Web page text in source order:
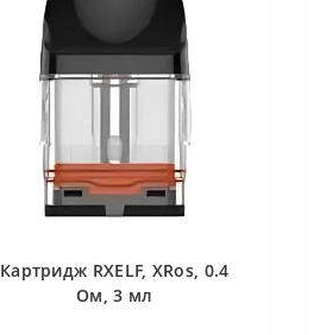
Картридж RXELF, XRos, 0.4
Ом, 3 мл